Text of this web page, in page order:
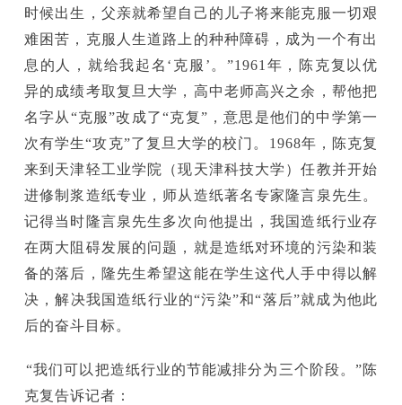
时候出生，父亲就希望自己的儿子将来能克服一切艰
难困苦，克服人生道路上的种种障碍，成为一个有出
息的人，就给我起名‘克服’。”1961年，陈克复以优
异的成绩考取复旦大学，高中老师高兴之余，帮他把
名字从“克服”改成了“克复”，意思是他们的中学第一
次有学生“攻克”了复旦大学的校门。1968年，陈克复
来到天津轻工业学院（现天津科技大学）任教并开始
进修制浆造纸专业，师从造纸著名专家隆言泉先生。
记得当时隆言泉先生多次向他提出，我国造纸行业存
在两大阻碍发展的问题，就是造纸对环境的污染和装
备的落后，隆先生希望这能在学生这代人手中得以解
决，解决我国造纸行业的“污染”和“落后”就成为他此
后的奋斗目标。
我们可以把造纸行业的节能减排分为三个阶段。”陈
克复告诉记者：